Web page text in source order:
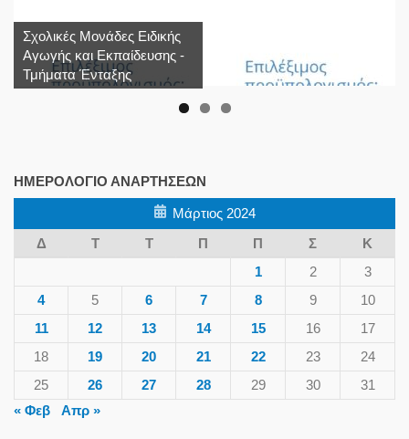
Σχολικές Μονάδες Ειδικής
Αγωγής και Εκπαίδευσης -
Τμήματα Ένταξης
ΗΜΕΡΟΛΌΓΙΟ ΑΝΑΡΤΉΣΕΩΝ
Μάρτιος 2024
Δ
Τ Τ Π Π Σ
Κ
1
2
3
4
5 6 7 8 9
10
11
12 13 14 15 16
17
18
19 20 21 22 23
24
25
26 27 28 29 30
31
« Φεβ
Απρ »